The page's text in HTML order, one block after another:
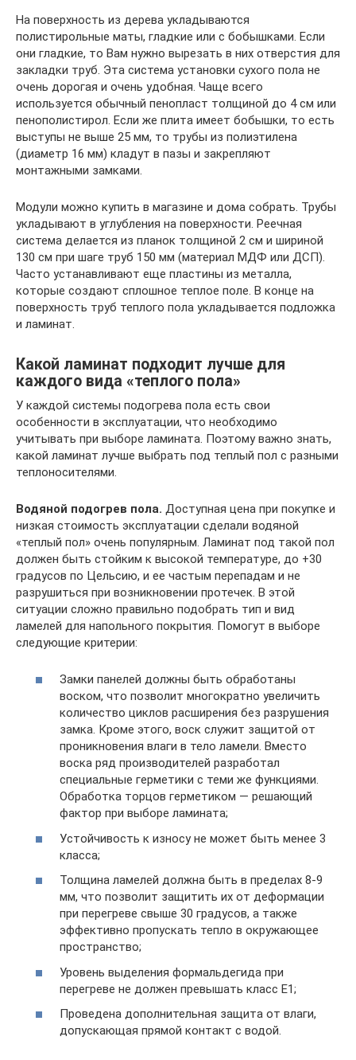
На поверхность из дерева укладываются
полистирольные маты, гладкие или с бобышками. Если
они гладкие, то Вам нужно вырезать в них отверстия для
закладки труб. Эта система установки сухого пола не
очень дорогая и очень удобная. Чаще всего
используется обычный пенопласт толщиной до 4 см или
пенополистирол. Если же плита имеет бобышки, то есть
выступы не выше 25 мм, то трубы из полиэтилена
(диаметр 16 мм) кладут в пазы и закрепляют
монтажными замками.
Модули можно купить в магазине и дома собрать. Трубы
укладывают в углубления на поверхности. Реечная
система делается из планок толщиной 2 см и шириной
130 см при шаге труб 150 мм (материал МДФ или ДСП).
Часто устанавливают еще пластины из металла,
которые создают сплошное теплое поле. В конце на
поверхность труб теплого пола укладывается подложка
и ламинат.
Какой ламинат подходит лучше для
каждого вида «теплого пола»
У каждой системы подогрева пола есть свои
особенности в эксплуатации, что необходимо
учитывать при выборе ламината. Поэтому важно знать,
какой ламинат лучше выбрать под теплый пол с разными
теплоносителями.
Водяной подогрев пола. Доступная цена при покупке и
низкая стоимость эксплуатации сделали водяной
«теплый пол» очень популярным. Ламинат под такой пол
должен быть стойким к высокой температуре, до +30
градусов по Цельсию, и ее частым перепадам и не
разрушиться при возникновении протечек. В этой
ситуации сложно правильно подобрать тип и вид
ламелей для напольного покрытия. Помогут в выборе
следующие критерии:
Замки панелей должны быть обработаны
воском, что позволит многократно увеличить
количество циклов расширения без разрушения
замка. Кроме этого, воск служит защитой от
проникновения влаги в тело ламели. Вместо
воска ряд производителей разработал
специальные герметики с теми же функциями.
Обработка торцов герметиком — решающий
фактор при выборе ламината;
Устойчивость к износу не может быть менее 3
класса;
Толщина ламелей должна быть в пределах 8-9
мм, что позволит защитить их от деформации
при перегреве свыше 30 градусов, а также
эффективно пропускать тепло в окружающее
пространство;
Уровень выделения формальдегида при
перегреве не должен превышать класс Е1;
Проведена дополнительная защита от влаги,
допускающая прямой контакт с водой.